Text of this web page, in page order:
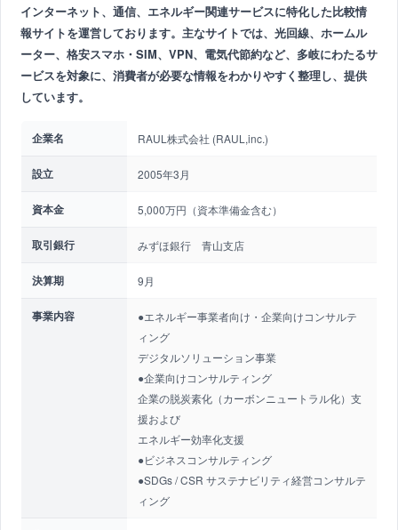
インターネット、通信、エネルギー関連サービスに特化した比較情
報サイトを運営しております。主なサイトでは、光回線、ホームル
ーター、格安スマホ・SIM、VPN、電気代節約など、多岐にわたるサ
ービスを対象に、消費者が必要な情報をわかりやすく整理し、提供
しています。
企業名 RAUL株式会社 (RAUL,inc.)
設立 2005年3月
資本金 5,000万円（資本準備金含む）
取引銀行 みずほ銀行 青山支店
決算期 9月
事業内容
●エネルギー事業者向け・企業向けコンサルテ
ィング
デジタルソリューション事業
●企業向けコンサルティング
企業の脱炭素化（カーボンニュートラル化）支
援および
エネルギー効率化支援
●ビジネスコンサルティング
●SDGs / CSR サステナビリティ経営コンサルテ
ィング